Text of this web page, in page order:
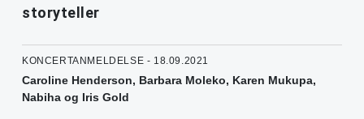
storyteller
KONCERTANMELDELSE - 18.09.2021
Caroline Henderson, Barbara Moleko, Karen Mukupa,
Nabiha og Iris Gold